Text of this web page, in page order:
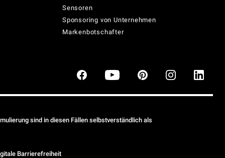
Sensoren
Sponsoring von Unternehmen
Markenbotschafter
sind in diesen Fällen selbstverständlich als
Barrierefreiheit